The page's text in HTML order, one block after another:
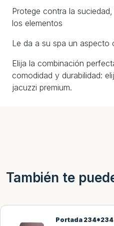
Protege contra la
los elementos
Le da a su spa un aspecto
Elija la combinación
comodidad y durabilidad:
jacuzzi premium.
También te
Portada 234*234